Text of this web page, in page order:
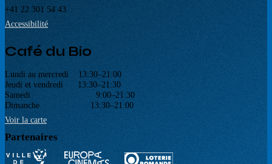
+41 22 301 54 43
Accessibilité
Café du Bio
Lundi au mercredi 13:30–21:00
Jeudi et vendredi 13:30–21:30
Samedi 9:00–21:30
Dimanche 13:30–21:00
Voir la carte
Partenaires